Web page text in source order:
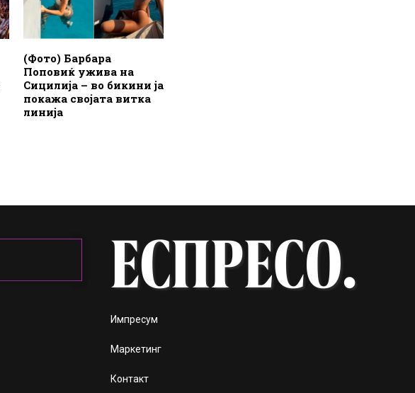
(Фото) Барбара
Поповиќ ужива на
Сицилија – во бикини ја
покажа својата витка
линија
Импресум
Маркетинг
Контакт